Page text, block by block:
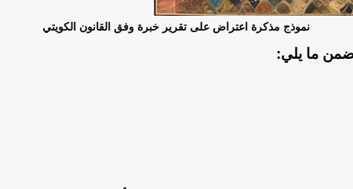
نموذج مذكرة اعتراض على تقرير خبرة وفق القانون الكويتي
ما يلي: